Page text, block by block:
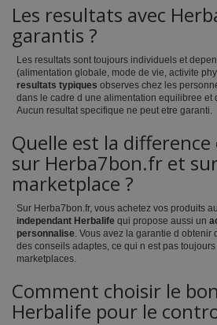
Les resultats avec
garantis ?
Les resultats sont toujours individuels et
(alimentation globale, mode de vie, activite
resultats typiques observes chez les
dans le cadre d une alimentation equilibree et
Aucun resultat specifique ne peut etre garanti.
Quelle est la
sur Herba7bon.fr et
marketplace ?
Sur Herba7bon.fr, vous achetez vos produits
independant Herbalife qui propose aussi un
personnalise . Vous avez la garantie d
des conseils adaptes, ce qui n est pas
marketplaces.
Comment choisir le
Herbalife pour le